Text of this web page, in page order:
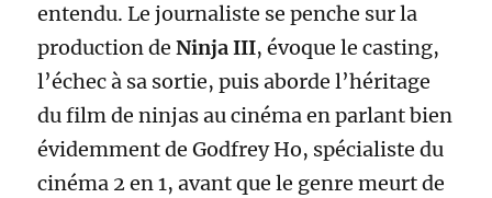
entendu. Le journaliste se penche sur la
production deNinja III, évoque le casting,
l’échec à sa sortie, puis aborde l’héritage
du film de ninjas au cinéma en parlant bien
évidemment de Godfrey Ho, spécialiste du
cinéma 2 en 1, avant que le genre meurt de